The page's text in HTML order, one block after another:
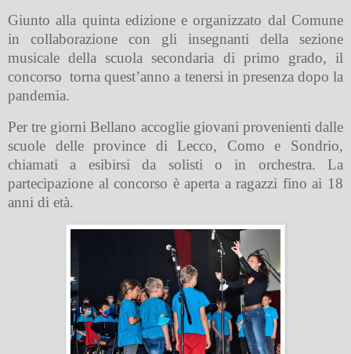
Giunto alla quinta edizione e organizzato dal Comune
in collaborazione con gli insegnanti della sezione
musicale della scuola secondaria di primo grado, il
concorso torna quest’anno a tenersi in presenza dopo la
pandemia.
Per tre giorni Bellano accoglie giovani provenienti dalle
scuole delle province di Lecco, Como e Sondrio,
chiamati a esibirsi da solisti o in orchestra. La
partecipazione al concorso è aperta a ragazzi fino ai 18
anni di età.